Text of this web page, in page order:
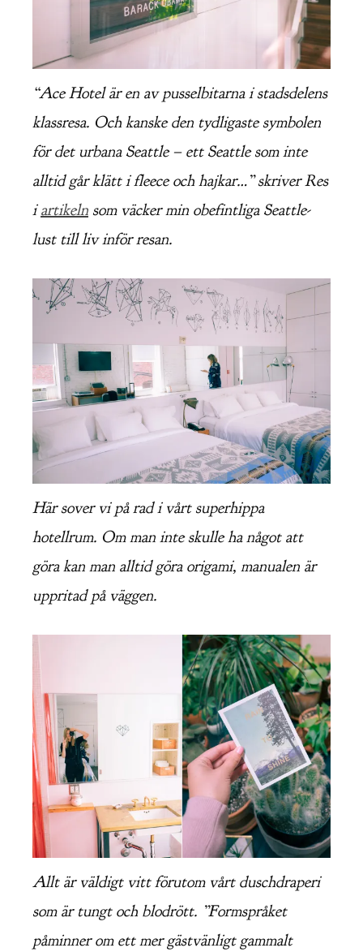
“Ace Hotel är en av pusselbitarna i stadsdelens
klassresa. Och kanske den tydligaste symbolen
för det urbana Seattle – ett Seattle som inte
alltid går klätt i fleece och hajkar…” skriver Res
iartikeln som väcker min obefintliga Seattle-
lust till liv inför resan.
Här sover vi på rad i vårt superhippa
hotellrum. Om man inte skulle ha något att
göra kan man alltid göra origami, manualen är
uppritad på väggen.
Allt är väldigt vitt förutom vårt duschdraperi
som är tungt och blodrött. ”Formspråket
påminner om ett mer gästvänligt gammalt